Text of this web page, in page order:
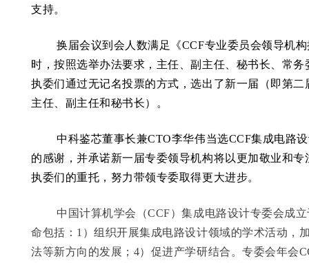
支持。
换届会议到会人数满足《CCF专业委员会领导机
时，按照选举办法要求，主任、副主任、秘书长、常
执委们通过无记名投票的方式，选出了新一届（即第二
主任、副主任和秘书长）。
中科鉴芯董事长兼CTO李华伟当选CCF集成电路
的感谢，并承诺新一届专委领导机构将以更加敬业和
执委们的重托，努力带领专委取得更大进步。
中国计算机学会（CCF）集成电路设计专委会成
命包括： 1 ）组织开展集成电路设计领域的学术活动，
法等新方向的发展； 4）促进产学研结合。专委会年会